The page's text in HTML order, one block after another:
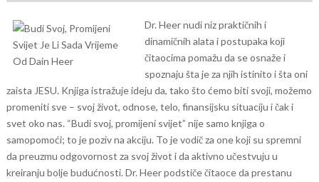
Dr. Heer nudi niz praktičnih i
dinamičnih alata i postupaka koji
čitaocima pomažu da se osnaže i
spoznaju šta je za njih istinito i šta oni
zaista JESU. Knjiga istražuje ideju da, tako što ćemo biti svoji, možemo
promeniti sve – svoj život, odnose, telo, finansijsku situaciju i čak i
svet oko nas. “Budi svoj, promijeni svijet” nije samo knjiga o
samopomoći; to je poziv na akciju. To je vodič za one koji su spremni
da preuzmu odgovornost za svoj život i da aktivno učestvuju u
kreiranju bolje budućnosti. Dr. Heer podstiče čitaoce da prestanu